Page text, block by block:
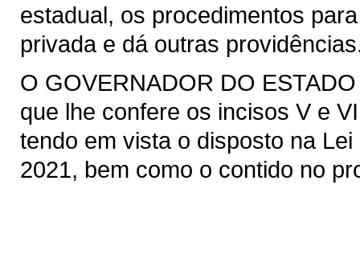
estadual, os procedimentos
privada e dá outras
O GOVERNADOR DO
que lhe confere os incisos V e
tendo em vista o disposto na
2021, bem como o contido no